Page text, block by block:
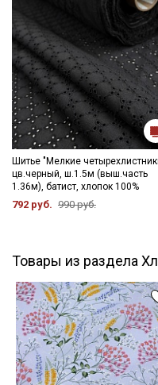
Шитье "Мелкие
цв.черный, ш.1.5м (выш.часть
1.36м), батист, хлопок 100%
792 руб. 990 руб.
Товары из раздела